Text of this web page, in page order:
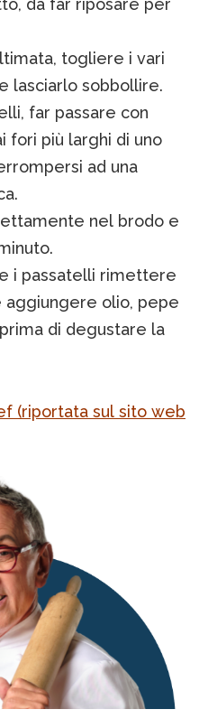
da far riposare per
togliere i vari
lasciarlo sobbollire.
far passare con
fori più larghi di uno
ad una
nel brodo e
i passatelli rimettere
aggiungere olio, pepe
di degustare la
(riportata sul sito web